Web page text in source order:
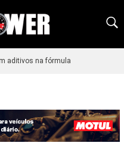
aditivos na fórmula